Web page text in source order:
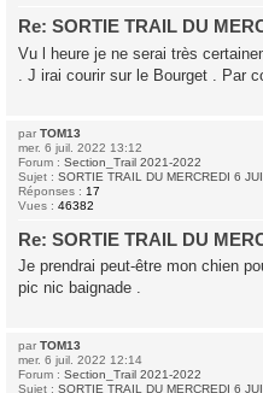
Re: SORTIE TRAIL DU
Vu l heure je ne serai très
. J irai courir sur le Bourget . Par
par TOM13
mer. 6 juil. 2022 13:12
Forum : Section_Trail 2021-2022
Sujet : SORTIE TRAIL DU MERCREDI 6
Réponses : 17
Vues : 46382
Re: SORTIE TRAIL DU
Je prendrai peut-être mon chien
pic nic baignade .
par TOM13
mer. 6 juil. 2022 12:14
Forum : Section_Trail 2021-2022
Sujet : SORTIE TRAIL DU MERCREDI 6